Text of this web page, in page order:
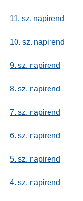
11. sz. napirend
10. sz. napirend
9. sz. napirend
8. sz. napirend
7. sz. napirend
6. sz. napirend
5. sz. napirend
4. sz. napirend